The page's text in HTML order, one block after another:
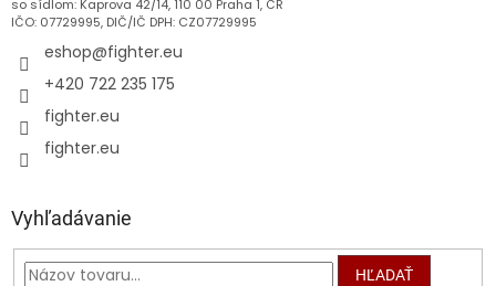
so sídlom: Kaprova 42/14, 110 00 Praha 1, ČR
IČO: 07729995, DIČ/IČ DPH: CZ07729995
eshop@fighter.eu
+420 722 235 175
fighter.eu
fighter.eu
Vyhľadávanie
HĽADAŤ